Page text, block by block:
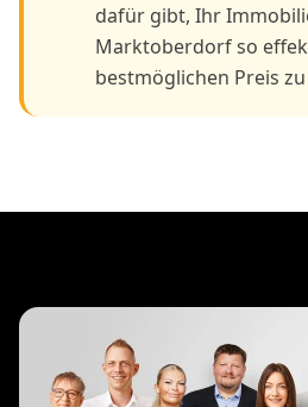
dafür gibt, Ihr
Marktoberdorf so
bestmöglichen Preis